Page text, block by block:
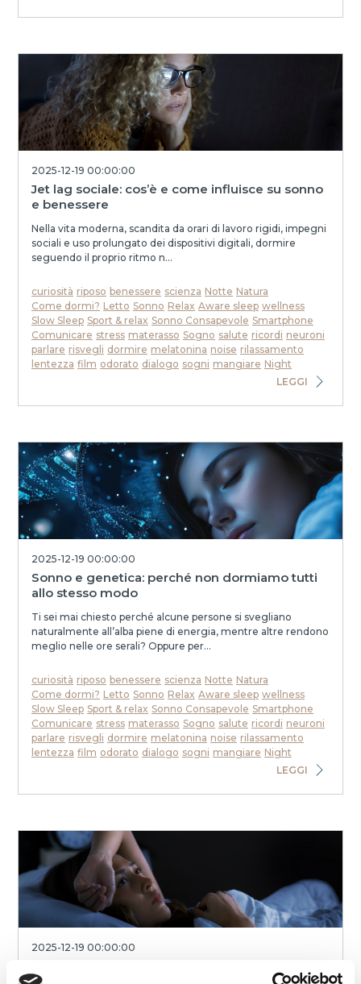
2025-12-19 00:00:00
Jet lag sociale: cos’è e come influisce su sonno
e benessere
Nella vita moderna, scandita da orari di lavoro rigidi, impegni
sociali e uso prolungato dei dispositivi digitali, dormire
seguendo il proprio ritmo n...
curiosità riposo benessere scienza Notte Natura
Come dormi? Letto Sonno Relax Aware sleep wellness
Slow Sleep Sport & relax Sonno Consapevole Smartphone
Comunicare stress materasso Sogno salute ricordi neuroni
parlare risvegli dormire melatonina noise rilassamento
lentezza film odorato dialogo sogni mangiare Night
LEGGI
2025-12-19 00:00:00
Sonno e genetica: perché non dormiamo tutti
allo stesso modo
Ti sei mai chiesto perché alcune persone si svegliano
naturalmente all’alba piene di energia, mentre altre rendono
meglio nelle ore serali? Oppure per...
curiosità riposo benessere scienza Notte Natura
Come dormi? Letto Sonno Relax Aware sleep wellness
Slow Sleep Sport & relax Sonno Consapevole Smartphone
Comunicare stress materasso Sogno salute ricordi neuroni
parlare risvegli dormire melatonina noise rilassamento
lentezza film odorato dialogo sogni mangiare Night
LEGGI
2025-12-19 00:00:00